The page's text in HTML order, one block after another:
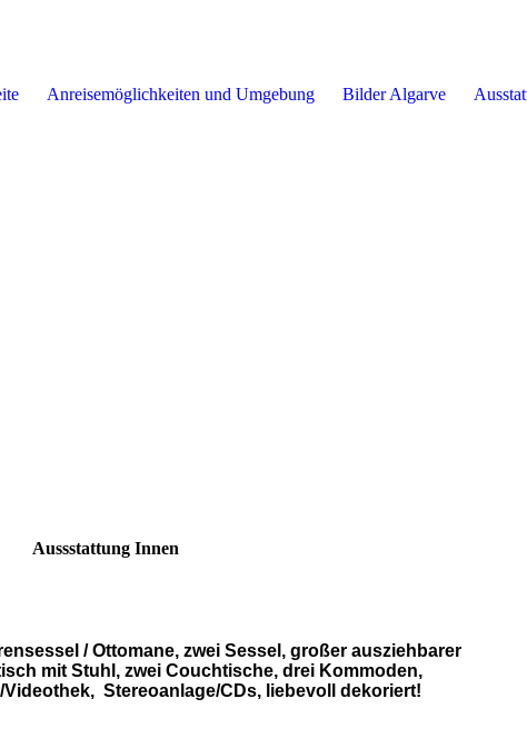
Aussstattung Innen
/ Ottomane, zwei Sessel, großer ausziehbarer
mit Stuhl, zwei Couchtische, drei Kommoden,
Stereoanlage/CDs, liebevoll dekoriert!
Anreisemöglichkeiten und Umgebung Bilder Algarve